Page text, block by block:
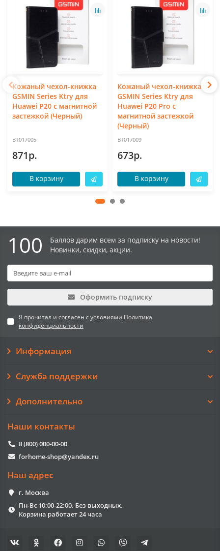
Кожаный чехол-книжка
GSMIN Series Ktry для
Huawei P20 с магнитной
застежкой (Черный)
BT017005
871р.
В корзину
Кожаный чехол-книжка
GSMIN Series Ktry для
Huawei P20 Pro с
магнитной застежкой
(Черный)
BT017009
673р.
В корзину
100
Баллов дарим всем за подписку на новости!
Новинки, скидки, акции.
Оформить подписку
Я прочитал и согласен с условиями Политика
конфиденциальности
Информация
Служба поддержки
Дополнительно
Наши контакты
8 (800) 000-00-00
forhome-shop@yandex.ru
Наш адрес
г. Москва
Пн-Вс 10:00-22:00. Без выходных.
Корзина работает 24 часа